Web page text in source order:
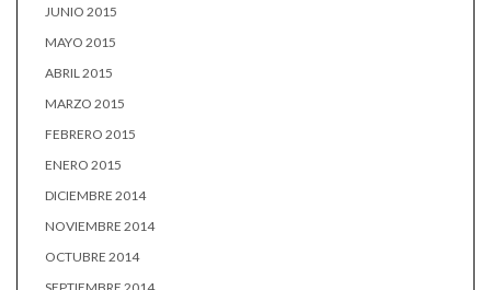
JUNIO 2015
MAYO 2015
ABRIL 2015
MARZO 2015
FEBRERO 2015
ENERO 2015
DICIEMBRE 2014
NOVIEMBRE 2014
OCTUBRE 2014